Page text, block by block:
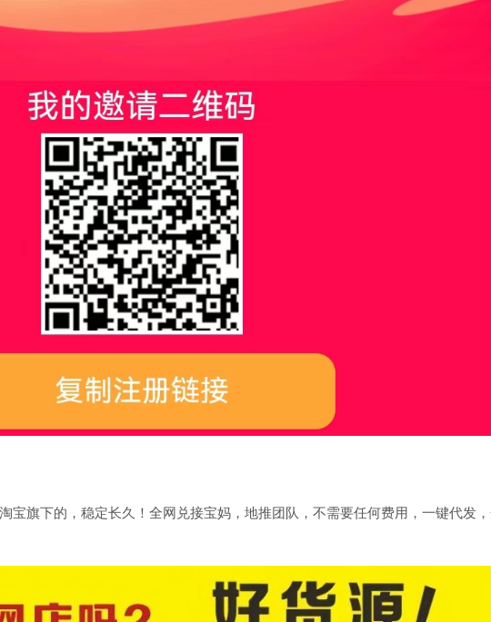
宝旗下的，稳定长久！全网兑接宝妈，地推团队，不需要任何费用，一键代发